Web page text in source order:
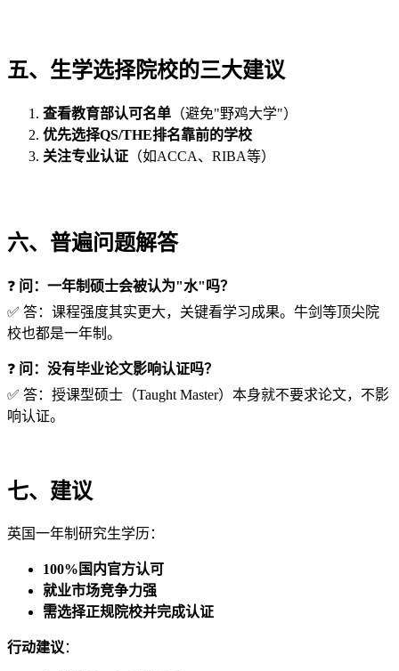
五、生学选择院校的三大建议
查看教育部认可名单 （避免"野鸡大学"）
优先选择QS/THE排名靠前的学校
关注专业认证 （如ACCA、RIBA等）
六、普遍问题解答
❓ 问：一年制硕士会被认为"水"吗？
✅ 答：课程强度其实更大，关键看学习成果。牛剑等顶尖院
校也都是一年制。
❓ 问：没有毕业论文影响认证吗？
✅ 答：授课型硕士（Taught Master）本身就不要求论文，不影
响认证。
七、建议
英国一年制研究生学历：
100%国内官方认可
就业市场竞争力强
需选择正规院校并完成认证
行动建议：